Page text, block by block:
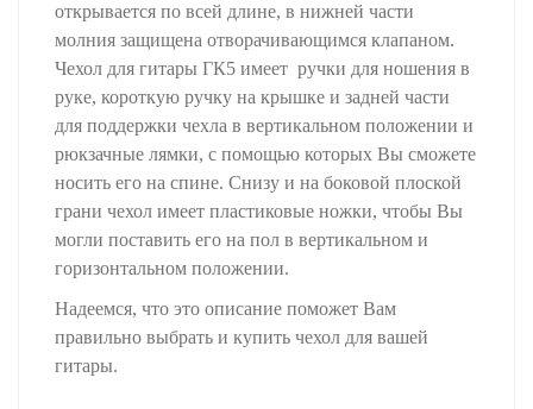
открывается по всей длине, в нижней части
молния защищена отворачивающимся клапаном.
Чехол для гитары ГК5 имеет ручки для ношения в
руке, короткую ручку на крышке и задней части
для поддержки чехла в вертикальном положении и
рюкзачные лямки, с помощью которых Вы сможете
носить его на спине. Снизу и на боковой плоской
грани чехол имеет пластиковые ножки, чтобы Вы
могли поставить его на пол в вертикальном и
горизонтальном положении.
Надеемся, что это описание поможет Вам
правильно выбрать и купить чехол для вашей
гитары.